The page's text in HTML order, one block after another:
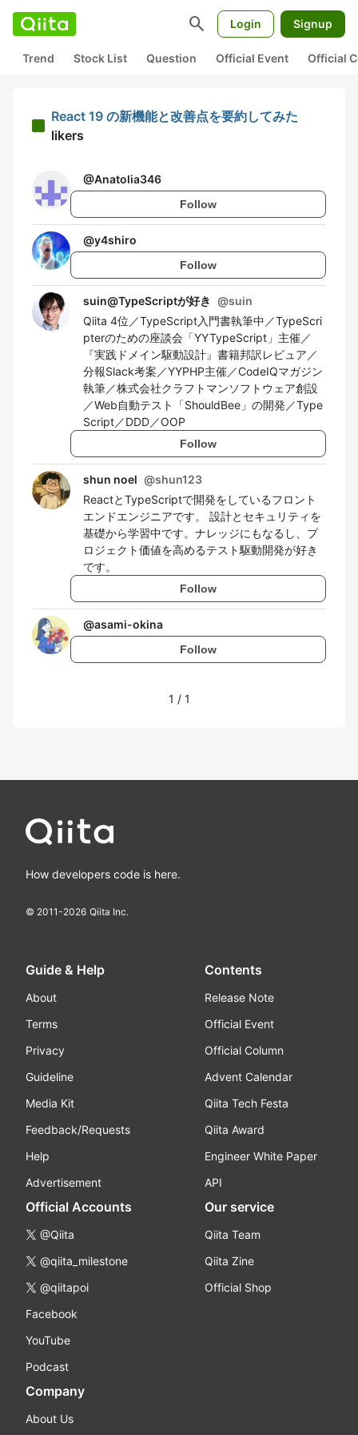
search Login Signup
Trend Stock List Question Official Event Official
React 19 の新機能と改善点を要約してみた
likers
@Anatolia346
Follow
@y4shiro
Follow
suin@TypeScriptが好き @suin
Qiita 4位／TypeScript入門書執筆中／TypeScri
pterのための座談会「YYTypeScript」主催／
『実践ドメイン駆動設計』書籍邦訳レビュア／
分報Slack考案／YYPHP主催／CodeIQマガジン
執筆／株式会社クラフトマンソフトウェア創設
／Web自動テスト「ShouldBee」の開発／Type
Script／DDD／OOP
Follow
shun noel @shun123
ReactとTypeScriptで開発をしているフロント
エンドエンジニアです。 設計とセキュリティを
基礎から学習中です。ナレッジにもなるし、プ
ロジェクト価値を高めるテスト駆動開発が好き
です。
Follow
@asami-okina
Follow
1 / 1
How developers code is here.
© 2011-2026 Qiita Inc.
Guide & Help
About
Terms
Privacy
Guideline
Media Kit
Feedback/Requests
Help
Advertisement
Contents
Release Note
Official Event
Official Column
Advent Calendar
Qiita Tech Festa
Qiita Award
Engineer White Paper
API
Official Accounts
@Qiita
@qiita_milestone
@qiitapoi
Facebook
YouTube
Podcast
Our service
Qiita Team
Qiita Zine
Official Shop
Company
About Us